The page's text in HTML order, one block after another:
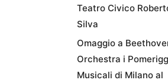
Teatro Civico
Silva
Omaggio a
Orchestra i
Musicali di Milano al